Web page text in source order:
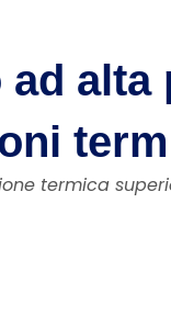
alta
termica